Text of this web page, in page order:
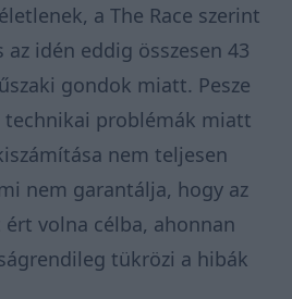
a The Race szerint
az idén eddig összesen 43
gondok miatt. Pesze
technikai problémák miatt
nem teljesen
nem garantálja, hogy az
volna célba, ahonnan
tükrözi a hibák